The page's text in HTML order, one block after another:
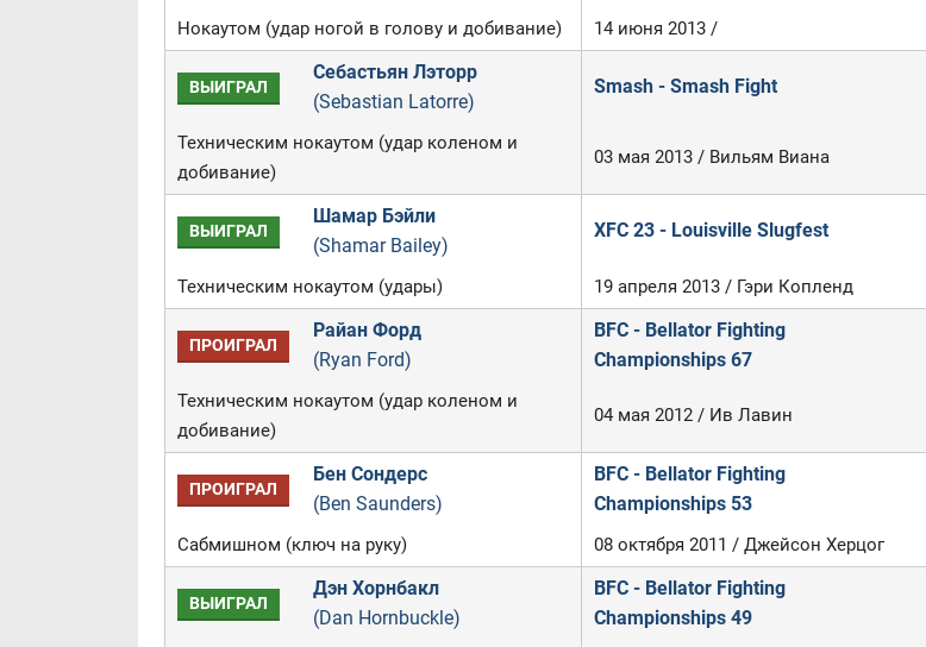
Нокаутом (удар ногой в голову и добивание) 14 июня 2013 /
ВЫИГРАЛ
Себастьян Лэторр
(Sebastian Latorre)
Smash - Smash Fight
Техническим нокаутом (удар коленом и
добивание)
03 мая 2013 / Вильям Виана
ВЫИГРАЛ
Шамар Бэйли
(Shamar Bailey)
XFC 23 - Louisville Slugfest
Техническим нокаутом (удары) 19 апреля 2013 / Гэри Копленд
ПРОИГРАЛ
Райан Форд
(Ryan Ford)
BFC - Bellator Fighting
Championships 67
Техническим нокаутом (удар коленом и
добивание)
04 мая 2012 / Ив Лавин
ПРОИГРАЛ
Бен Сондерс
(Ben Saunders)
BFC - Bellator Fighting
Championships 53
Сабмишном (ключ на руку) 08 октября 2011 / Джейсон Херцог
ВЫИГРАЛ
Дэн Хорнбакл
(Dan Hornbuckle)
BFC - Bellator Fighting
Championships 49